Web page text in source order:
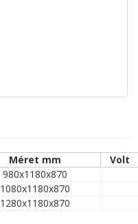
Méret mm
Volt
980x1180x870
1080x1180x870
1280x1180x870